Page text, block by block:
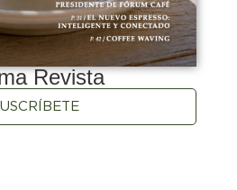
Revista